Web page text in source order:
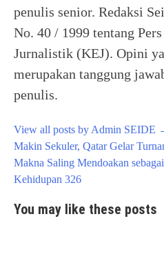
penulis senior. Redaksi
No. 40 / 1999 tentang
Jurnalistik (KEJ). Opini
merupakan tanggung
penulis.
View all posts by Admin SEIDE
Post
navigation
Makin Sekuler, Qatar Gelar
Makna Saling Mendoakan
Kehidupan 326
You may like these posts